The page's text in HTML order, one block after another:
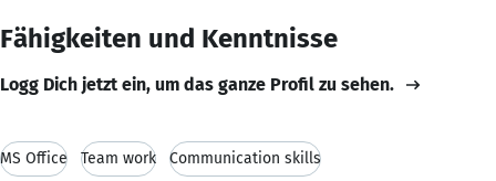
Fähigkeiten und Kenntnisse
Logg Dich jetzt ein, um das ganze Profil zu sehen.
MS Office Team work Communication skills